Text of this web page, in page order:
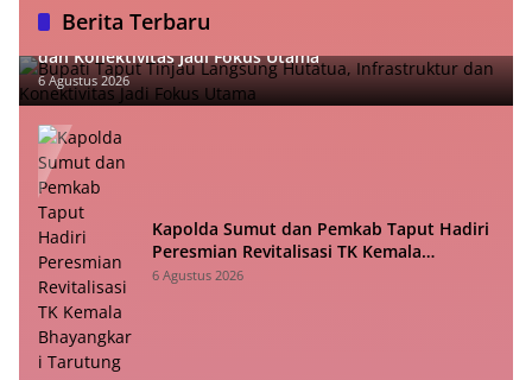
Berita Terbaru
Bupati Taput Tinjau Langsung Hutatua, Infrastruktur
dan Konektivitas Jadi Fokus Utama
6 Agustus 2026
Kapolda Sumut dan Pemkab Taput Hadiri
Peresmian Revitalisasi TK Kemala
Bhayangkari Tarutung
6 Agustus 2026